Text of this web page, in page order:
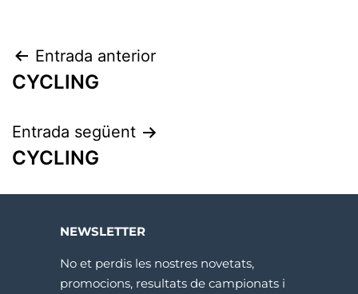
Entrada anterior
CYCLING
Entrada següent
CYCLING
NEWSLETTER
No et perdis les nostres novetats,
promocions, resultats de campionats i